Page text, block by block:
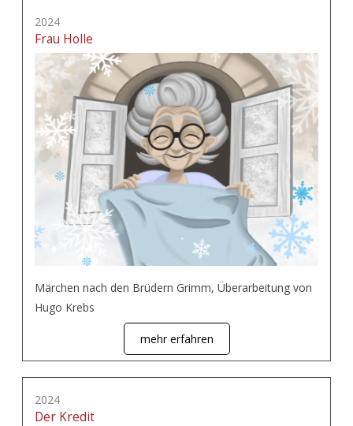
2024
Frau Holle
Märchen nach den Brüdern Grimm, Überarbeitung von
Hugo Krebs
mehr erfahren
2024
Der Kredit